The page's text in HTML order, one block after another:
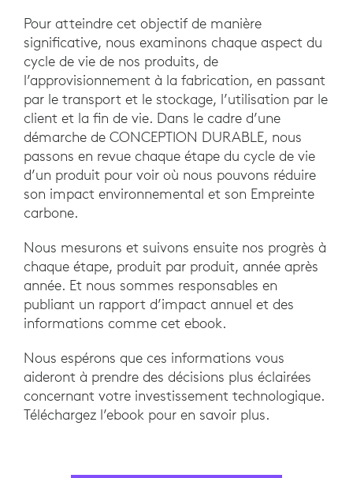
Pour atteindre cet objectif de manière
significative, nous examinons chaque aspect du
cycle de vie de nos produits, de
l’approvisionnement à la fabrication, en passant
par le transport et le stockage, l’utilisation par le
client et la fin de vie. Dans le cadre d’une
démarche de CONCEPTION DURABLE, nous
passons en revue chaque étape du cycle de vie
d’un produit pour voir où nous pouvons réduire
son impact environnemental et son Empreinte
carbone.
Nous mesurons et suivons ensuite nos progrès à
chaque étape, produit par produit, année après
année. Et nous sommes responsables en
publiant un rapport d’impact annuel et des
informations comme cet ebook.
Nous espérons que ces informations vous
aideront à prendre des décisions plus éclairées
concernant votre investissement technologique.
Téléchargez l’ebook pour en savoir plus.